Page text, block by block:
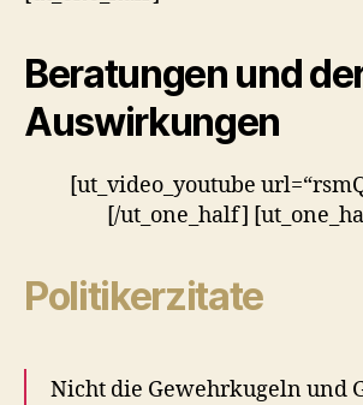
Beratungen und
Auswirkungen
[ut_video_youtube
[/ut_one_half]
Politikerzitate
Nicht die Gewehrkugeln und